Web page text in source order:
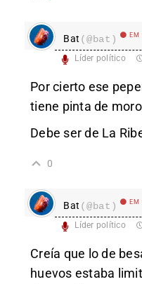
Bat (@bat) EM
Líder político
Por cierto ese
tiene pinta de
Debe ser de La
0
Bat (@bat) EM
Líder político
Creía que lo de
huevos estaba